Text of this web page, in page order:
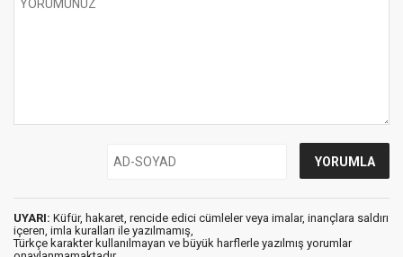
UYARI: Küfür, hakaret, rencide edici cümleler veya imalar, inançlara saldırı
içeren, imla kuralları ile yazılmamış,
Türkçe karakter kullanılmayan ve büyük harflerle yazılmış yorumlar